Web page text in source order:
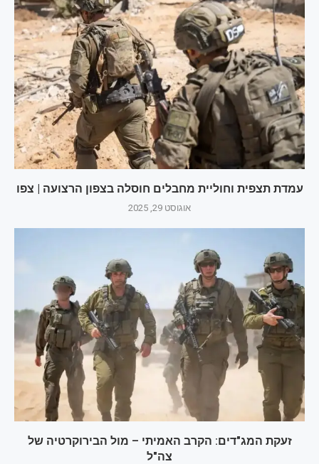
עמדת תצפית וחוליית מחבלים חוסלה בצפון הרצועה | צפו
אוגוסט 29, 2025
זעקת המג"דים: הקרב האמיתי – מול הבירוקרטיה של
צה"ל